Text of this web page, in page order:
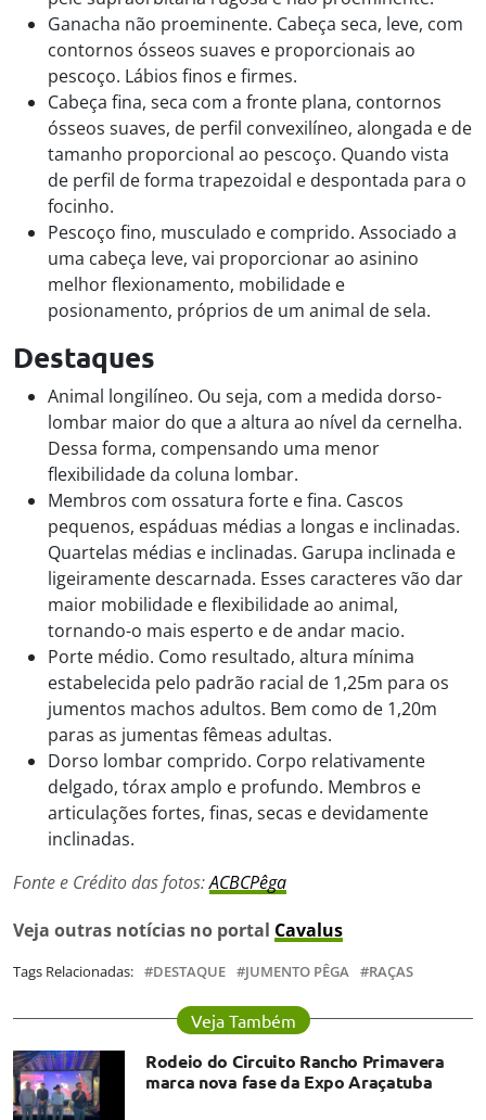
Ganacha não proeminente. Cabeça seca, leve, com
contornos ósseos suaves e proporcionais ao
pescoço. Lábios finos e firmes.
Cabeça fina, seca com a fronte plana, contornos
ósseos suaves, de perfil convexilíneo, alongada e de
tamanho proporcional ao pescoço. Quando vista
de perfil de forma trapezoidal e despontada para o
focinho.
Pescoço fino, musculado e comprido. Associado a
uma cabeça leve, vai proporcionar ao asinino
melhor flexionamento, mobilidade e
posionamento, próprios de um animal de sela.
Destaques
Animal longilíneo. Ou seja, com a medida dorso-
lombar maior do que a altura ao nível da cernelha.
Dessa forma, compensando uma menor
flexibilidade da coluna lombar.
Membros com ossatura forte e fina. Cascos
pequenos, espáduas médias a longas e inclinadas.
Quartelas médias e inclinadas. Garupa inclinada e
ligeiramente descarnada. Esses caracteres vão dar
maior mobilidade e flexibilidade ao animal,
tornando-o mais esperto e de andar macio.
Porte médio. Como resultado, altura mínima
estabelecida pelo padrão racial de 1,25m para os
jumentos machos adultos. Bem como de 1,20m
paras as jumentas fêmeas adultas.
Dorso lombar comprido. Corpo relativamente
delgado, tórax amplo e profundo. Membros e
articulações fortes, finas, secas e devidamente
inclinadas.
Fonte e Crédito das fotos:ACBCPêga
Veja outras notícias no portal Cavalus
Tags Relacionadas: DESTAQUE JUMENTO PÊGA RAÇAS
Veja Também
Rodeio do Circuito Rancho Primavera
marca nova fase da Expo Araçatuba